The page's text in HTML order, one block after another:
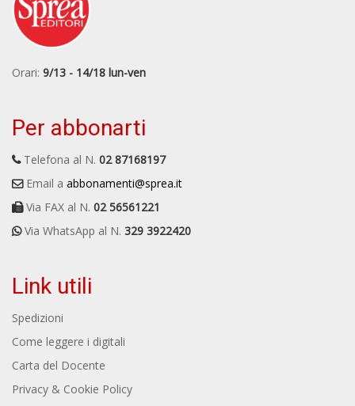
Orari: 9/13 - 14/18 lun-ven
Per abbonarti
Telefona al N. 02 87168197
Email a abbonamenti@sprea.it
Via FAX al N. 02 56561221
Via WhatsApp al N. 329 3922420
Link utili
Spedizioni
Come leggere i digitali
Carta del Docente
Privacy & Cookie Policy